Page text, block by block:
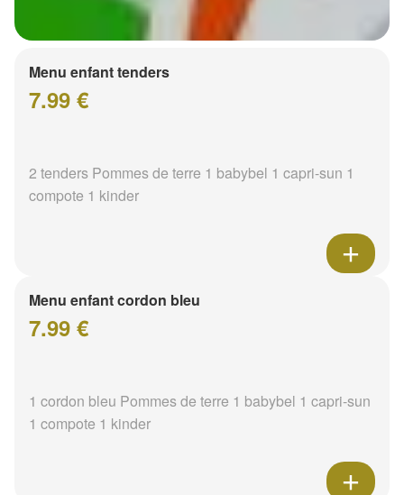
Menu enfant tenders
7.99 €
2 tenders Pommes de terre 1 babybel 1 capri-sun 1
compote 1 kinder
Menu enfant cordon bleu
7.99 €
1 cordon bleu Pommes de terre 1 babybel 1 capri-sun
1 compote 1 kinder